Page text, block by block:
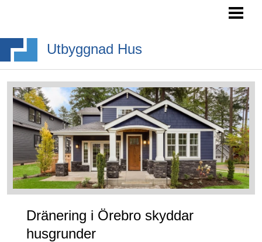
SÖKA BYGGLOV
BYGGA BURSPRÅK
BYGGA TAKKUPA
BYGGA ALTANTRAPPA
BLOGG
Utbyggnad Hus
Dränering i Örebro skyddar
husgrunder